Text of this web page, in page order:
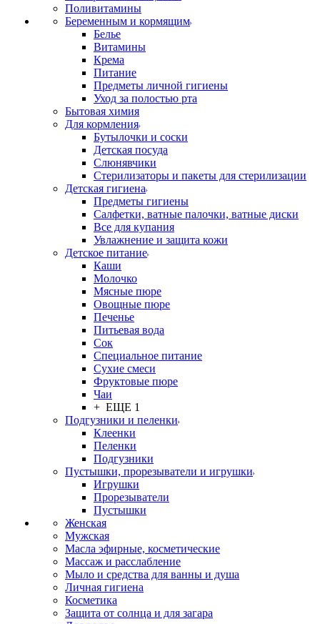
Поливитамины
Беременным и кормящим
Белье
Витамины
Крема
Питание
Предметы личной гигиены
Уход за полостью рта
Бытовая химия
Для кормления
Бутылочки и соски
Детская посуда
Слюнявчики
Стерилизаторы и пакеты для стерилизации
Детская гигиена
Предметы гигиены
Салфетки, ватные палочки, ватные диски
Все для купания
Увлажнение и защита кожи
Детское питание
Каши
Молочко
Мясные пюре
Овощные пюре
Печенье
Питьевая вода
Сок
Специальное питание
Сухие смеси
Фруктовые пюре
Чаи
+ ЕЩЕ 1
Подгузники и пеленки
Клеенки
Пеленки
Подгузники
Пустышки, прорезыватели и игрушки
Игрушки
Прорезыватели
Пустышки
Женская
Мужская
Масла эфирные, косметические
Массаж и расслабление
Мыло и средства для ванны и душа
Личная гигиена
Косметика
Защита от солнца и для загара